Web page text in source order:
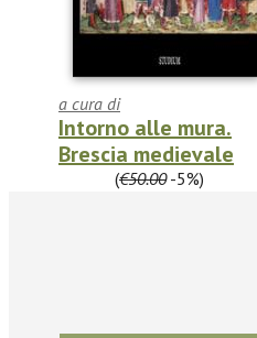
a cura di
Intorno alle mura.
Brescia medievale
(€50.00-5%)